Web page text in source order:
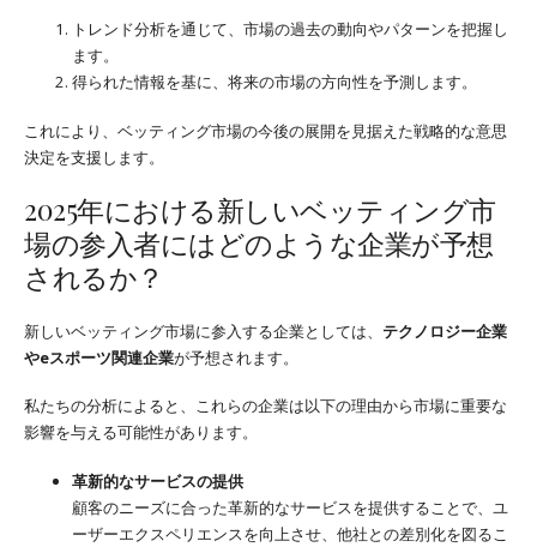
トレンド分析を通じて、市場の過去の動向やパターンを把握し
ます。
得られた情報を基に、将来の市場の方向性を予測します。
これにより、ベッティング市場の今後の展開を見据えた戦略的な意思
決定を支援します。
2025年における新しいベッティング市
場の参入者にはどのような企業が予想
されるか？
新しいベッティング市場に参入する企業としては、 テクノロジー企業
やeスポーツ関連企業が予想されます。
私たちの分析によると、これらの企業は以下の理由から市場に重要な
影響を与える可能性があります。
革新的なサービスの提供
顧客のニーズに合った革新的なサービスを提供することで、ユ
ーザーエクスペリエンスを向上させ、他社との差別化を図るこ